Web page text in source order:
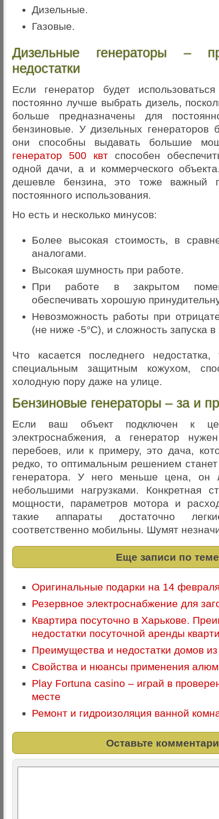
Дизельные.
Газовые.
Дизельные генераторы –
недостатки
Если генератор будет
постоянно лучше выбрать дизель,
больше предназначены для
бензиновые. У дизельных генераторов
они способны выдавать большие
генератор 500 квт способен
одной дачи, а и коммерческого
дешевле бензина, это тоже важный
постоянного использования.
Но есть и несколько минусов:
Более высокая стоимость, в
аналогами.
Высокая шумность при работе.
При работе в закрытом
обеспечивать хорошую
Невозможность работы при
(не ниже -5°С), и сложность запуска
Что касается последнего
специальным защитным кожухом,
холодную пору даже на улице.
Бензиновые генераторы – за и
Если ваш объект подключен к
электроснабжения, а генератор
перебоев, или к примеру, это дача,
редко, то оптимальным решением станет
генератора. У него меньше цена, он
небольшими нагрузками. Конкретная
мощности, параметров мотора и
такие аппараты достаточно
соответственно мобильны. Шумят
Еще записи по теме
Оригинальные подарки на 14
Резервное электроснабжение для
Квартира посуточно в Харькове.
недостатки посуточной аренды
Преимущества и недостатки домов из
Свойства и нюансы применения
Play Fortuna casino – играй в
месте
Ремонт и гидроизоляция ванной
Оставьте